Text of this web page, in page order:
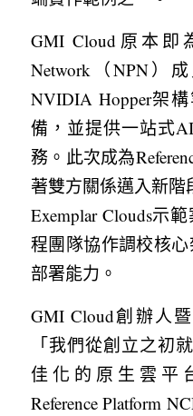
GMI Cloud原本即
Network（NPN）
NVIDIA Hopper架
備，並提供一站式
務。此次成為
著雙方關係邁入新
Exemplar Clouds示
程團隊協作調校核
部署能力。
GMI Cloud創辦人
「我們從創立之初
佳化的原生雲平
Reference Platform